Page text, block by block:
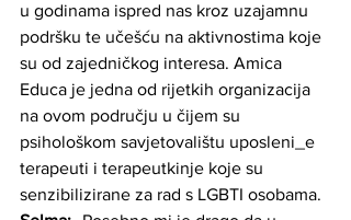
u godinama ispred nas kroz uzajamnu
podršku te učešću na aktivnostima koje
su od zajedničkog interesa. Amica
Educa je jedna od rijetkih organizacija
na ovom području u čijem su
psihološkom savjetovalištu uposleni_e
terapeuti i terapeutkinje koje su
senzibilizirane za rad s LGBTI osobama.